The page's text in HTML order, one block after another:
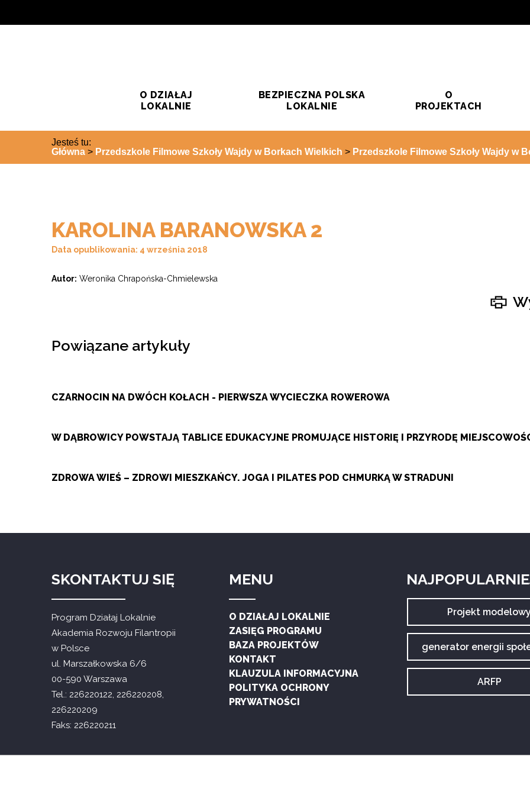
O DZIAŁAJ
LOKALNIE
BEZPIECZNA POLSKA
LOKALNIE
O
PROJEKTACH
Jesteś tu:
Główna > Przedszkole Filmowe Szkoły Wajdy w Borkach Wielkich > Przedszkole Filmowe Szkoły Wajdy w
KAROLINA BARANOWSKA 2
Data opublikowania: 4 września 2018
Autor: Weronika Chrapońska-Chmielewska
Powiązane artykuły
CZARNOCIN NA DWÓCH KOŁACH - PIERWSZA WYCIECZKA ROWEROWA
W DĄBROWICY POWSTAJĄ TABLICE EDUKACYJNE PROMUJĄCE HISTORIĘ I PRZYRODĘ
ZDROWA WIEŚ – ZDROWI MIESZKAŃCY. JOGA I PILATES POD CHMURKĄ W STRADUNI
SKONTAKTUJ SIĘ
Program Działaj Lokalnie
Akademia Rozwoju Filantropii
w Polsce
ul. Marszałkowska 6/6
00-590 Warszawa
Tel.: 226220122, 226220208,
226220209
Faks: 226220211
MENU
O DZIAŁAJ LOKALNIE
ZASIĘG PROGRAMU
BAZA PROJEKTÓW
KONTAKT
KLAUZULA INFORMACYJNA
POLITYKA OCHRONY
PRYWATNOŚCI
Archiwum
tagu:
Projekt modelowy
Archiwum
tagu:
generator energii
Archiwum
tagu:
ARFP